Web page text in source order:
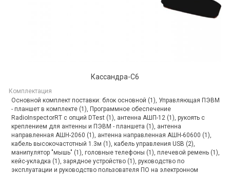
Кассандра-С6
Комплектация
Основной комплект поставки: блок основной (1), Управляющая ПЭВМ
- планшет в комплекте (1), Программное обеспечение
RadioInspectorRT с опций DTest (1), антенна АШП-12 (1), рукоять с
креплением для антенны и ПЭВМ - планшета (1), антенна
направленная АШН-2060 (1), антенна направленная АШН-60600 (1),
кабель высокочастотный 1.3м (1), кабель управления USB (2),
манипулятор "мышь" (1), головные телефоны (1), плечевой ремень (1),
кейс-укладка (1), зарядное устройство (1), руководство по
эксплуатации и руководство пользователя ПО на электронном